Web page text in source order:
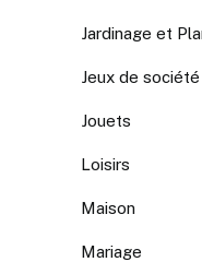
Jardinage et
Jeux de société
Jouets
Loisirs
Maison
Mariage